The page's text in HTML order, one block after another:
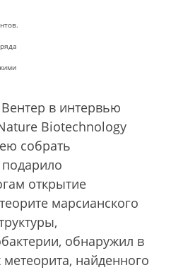
в интервью
Biotechnology
собрать
открытие
марсианского
обнаружил в
найденного